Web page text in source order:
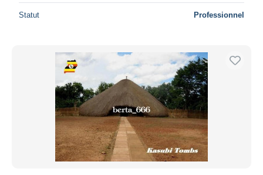
Statut Professionnel